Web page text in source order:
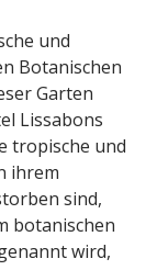
und
Botanischen
Garten
Lissabons
tropische und
ihrem
sind,
botanischen
wird,